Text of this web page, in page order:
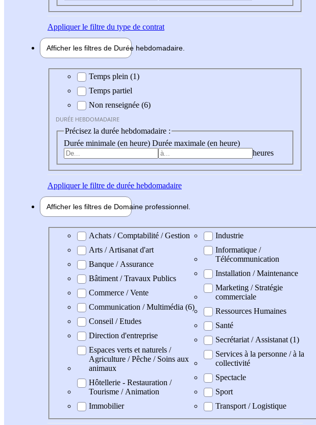
Appliquerle filtre du type de contrat
Afficher les filtres de Durée hebdomadaire
Durée hebdomadaire
Temps plein (1)
Temps partiel
Non renseignée (6)
DURÉE HEBDOMADAIRE
Précisez la durée hebdomadaire :
Durée minimale (en heure) Durée maximale (en heure)
heures
Appliquerle filtre de durée hebdomadaire
Afficher les filtres de Domaine professionnel
Domaine professionel
Achats / Comptabilité / Gestion
Arts / Artisanat d'art
Banque / Assurance
Bâtiment / Travaux Publics
Commerce / Vente
Communication / Multimédia (6)
Conseil / Etudes
Direction d'entreprise
Espaces verts et naturels /
Agriculture / Pêche / Soins aux
animaux
Hôtellerie - Restauration /
Tourisme / Animation
Immobilier
Industrie
Informatique /
Télécommunication
Installation / Maintenance
Marketing / Stratégie
commerciale
Ressources Humaines
Santé
Secrétariat / Assistanat (1)
Services à la personne / à la
collectivité
Spectacle
Sport
Transport / Logistique